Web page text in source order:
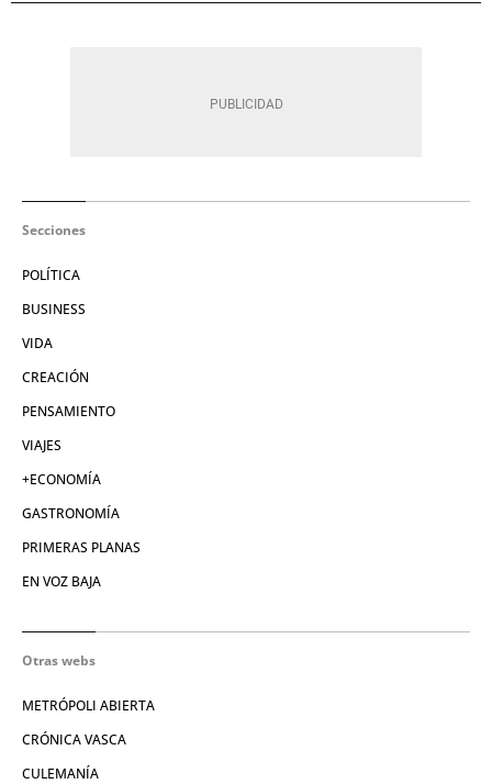
Secciones
POLÍTICA
BUSINESS
VIDA
CREACIÓN
PENSAMIENTO
VIAJES
+ECONOMÍA
GASTRONOMÍA
PRIMERAS PLANAS
EN VOZ BAJA
Otras webs
METRÓPOLI ABIERTA
CRÓNICA VASCA
CULEMANÍA